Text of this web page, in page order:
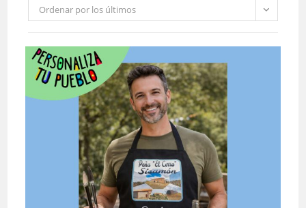
Ordenar por los últimos